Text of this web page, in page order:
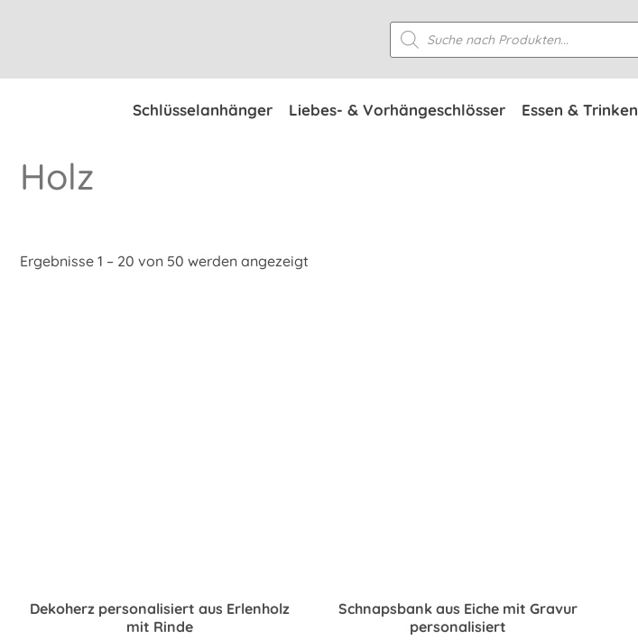
Products
search
Schlüsselanhänger Liebes- & Vorhängeschlösser Essen & Trinken
Holz
Ergebnisse 1 – 20 von 50 werden angezeigt
Dekoherz personalisiert aus Erlenholz
mit Rinde
Schnapsbank aus Eiche mit Gravur
personalisiert